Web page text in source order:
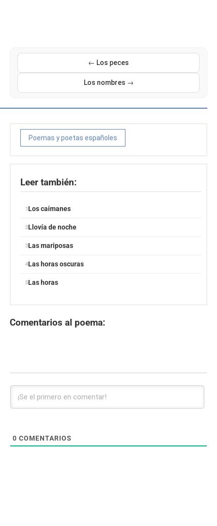
← Los peces
Los nombres →
Poemas y poetas españoles
Leer también:
Los caimanes
Llovía de noche
Las mariposas
Las horas oscuras
Las horas
Comentarios al poema:
0 COMENTARIOS